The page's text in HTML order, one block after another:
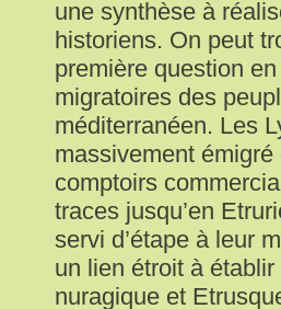
une synthèse à
historiens. On peut
première question
migratoires des
méditerranéen. Les
massivement émigré
comptoirs
traces jusqu’en
servi d’étape à leur
un lien étroit à
nuragique et